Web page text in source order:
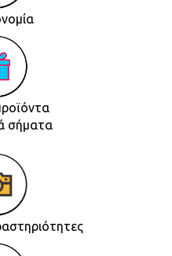
σήματα